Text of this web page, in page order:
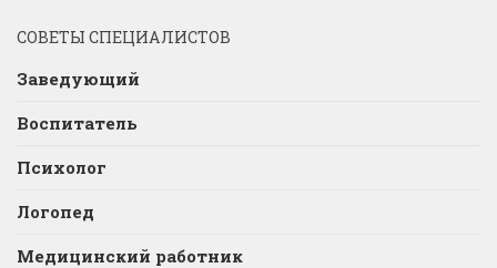
СОВЕТЫ СПЕЦИАЛИСТОВ
Заведующий
Воспитатель
Психолог
Логопед
Медицинский работник